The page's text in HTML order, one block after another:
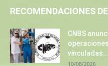
RECOMENDACIONES
CNBS
vinculadas...
10/08/2026